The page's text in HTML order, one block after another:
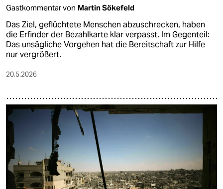
Gastkommentar von Martin Sökefeld
Das Ziel, geflüchtete Menschen abzuschrecken, haben
die Erfinder der Bezahlkarte klar verpasst. Im Gegenteil:
Das unsägliche Vorgehen hat die Bereitschaft zur Hilfe
nur vergrößert.
20.5.2026